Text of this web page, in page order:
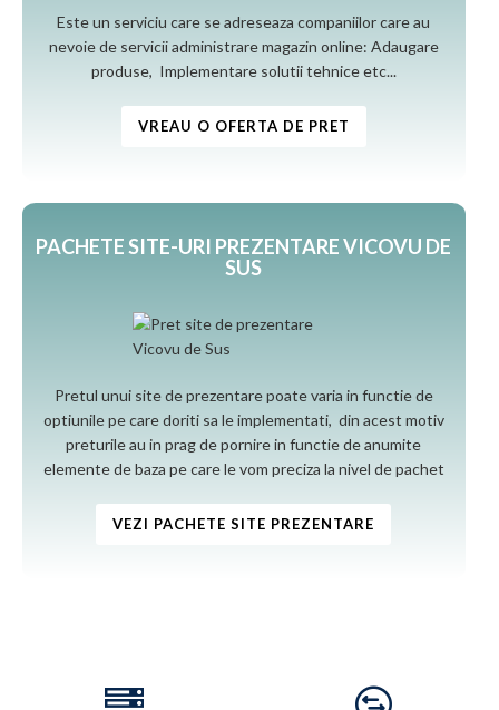
Este un serviciu care se adreseaza companiilor care au
nevoie de servicii administrare magazin online: Adaugare
produse, Implementare solutii tehnice etc...
VREAU O OFERTA DE PRET
PACHETE SITE-URI PREZENTARE VICOVU DE
SUS
Pretul unui site de prezentare poate varia in functie de
optiunile pe care doriti sa le implementati, din acest motiv
preturile au in prag de pornire in functie de anumite
elemente de baza pe care le vom preciza la nivel de pachet
VEZI PACHETE SITE PREZENTARE